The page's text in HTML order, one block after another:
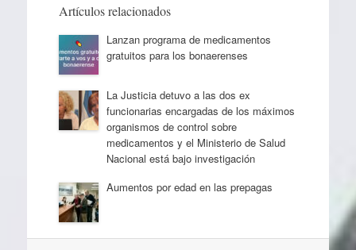
Artículos relacionados
Lanzan programa de medicamentos
gratuitos para los bonaerenses
La Justicia detuvo a las dos ex
funcionarias encargadas de los máximos
organismos de control sobre
medicamentos y el Ministerio de Salud
Nacional está bajo investigación
Aumentos por edad en las prepagas